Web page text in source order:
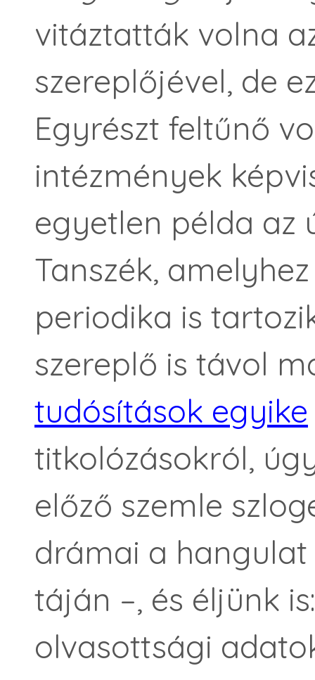
vitáztatták volna
szereplőjével, de
Egyrészt feltűnő
intézmények
egyetlen példa az
Tanszék,
periodika is
szereplő is távol
tudósítások egyike
titkolózásokról,
előző szemle
drámai a
táján –, és éljünk
olvasottsági